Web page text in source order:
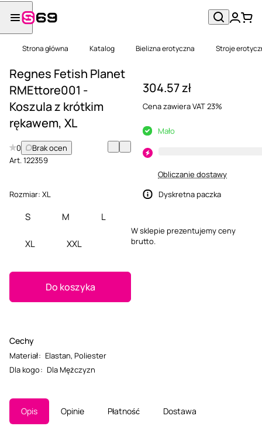
Strona główna Katalog Bielizna erotyczna Stroje
Regnes Fetish Planet
RMEttore001 -
Koszula z krótkim
rękawem, XL
0
Brak ocen
Art.122359
Rozmiar: XL
S M L
XL XXL
Do koszyka
Cechy
Materiał: Elastan, Poliester
Dla kogo: Dla Mężczyzn
304.57 zł
Cena zawiera VAT 23%
Mało
Obliczanie dostawy
Dyskretna paczka
W sklepie prezentujemy ceny
brutto.
Opis Opinie Płatność Dostawa